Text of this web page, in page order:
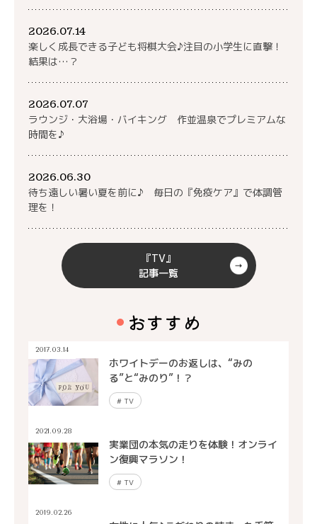
2026.07.14
楽しく成長できる子ども将棋大会♪注目の小学生に直撃！
結果は…？
2026.07.07
ラウンジ・大浴場・バイキング 作並温泉でプレミアムな
時間を♪
2026.06.30
待ち遠しい暑い夏を前に♪ 毎日の『免疫ケア』で体調管
理を！
『TV』
記事一覧
おすすめ
2017.03.14
ホワイトデーのお返しは、“みの
る”と“みのり”！？
#TV
2021.09.28
実業団の本気の走りを体験！オンライ
ン復興マラソン！
#TV
2019.02.26